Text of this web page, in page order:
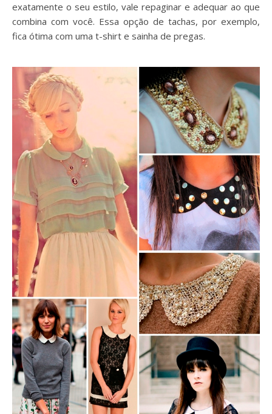
exatamente o seu estilo, vale repaginar e adequar ao que
combina com você. Essa opção de tachas, por exemplo,
fica ótima com uma t-shirt e sainha de pregas.